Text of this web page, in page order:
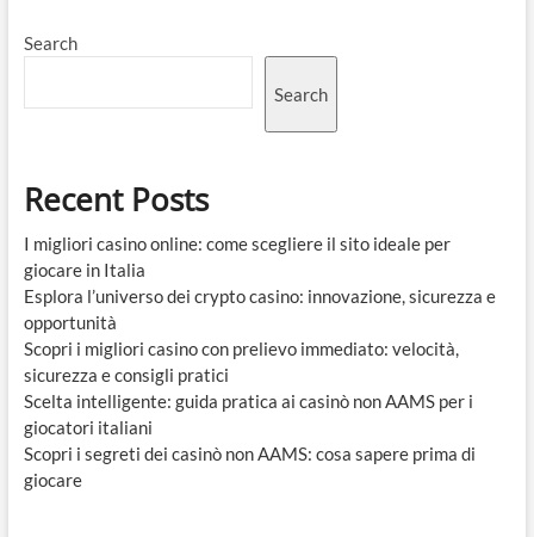
Search
Search
Recent Posts
I migliori casino online: come scegliere il sito ideale per
giocare in Italia
Esplora l’universo dei crypto casino: innovazione, sicurezza e
opportunità
Scopri i migliori casino con prelievo immediato: velocità,
sicurezza e consigli pratici
Scelta intelligente: guida pratica ai casinò non AAMS per i
giocatori italiani
Scopri i segreti dei casinò non AAMS: cosa sapere prima di
giocare